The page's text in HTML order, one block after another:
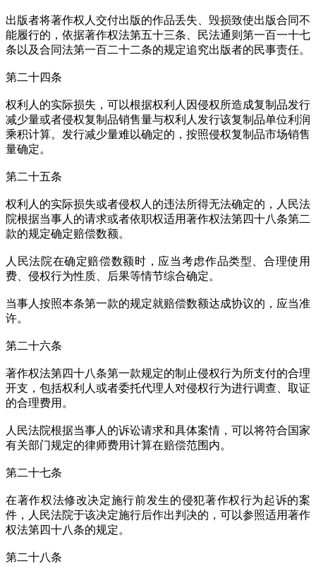
出版者将著作权人交付出版的作品丢失、毁损致使出版合同不
能履行的，依据著作权法第五十三条、民法通则第一百一十七
条以及合同法第一百二十二条的规定追究出版者的民事责任。
第二十四条
权利人的实际损失，可以根据权利人因侵权所造成复制品发行
减少量或者侵权复制品销售量与权利人发行该复制品单位利润
乘积计算。发行减少量难以确定的，按照侵权复制品市场销售
量确定。
第二十五条
权利人的实际损失或者侵权人的违法所得无法确定的，人民法
院根据当事人的请求或者依职权适用著作权法第四十八条第二
款的规定确定赔偿数额。
人民法院在确定赔偿数额时，应当考虑作品类型、合理使用
费、侵权行为性质、后果等情节综合确定。
当事人按照本条第一款的规定就赔偿数额达成协议的，应当准
许。
第二十六条
著作权法第四十八条第一款规定的制止侵权行为所支付的合理
开支，包括权利人或者委托代理人对侵权行为进行调查、取证
的合理费用。
人民法院根据当事人的诉讼请求和具体案情，可以将符合国家
有关部门规定的律师费用计算在赔偿范围内。
第二十七条
在著作权法修改决定施行前发生的侵犯著作权行为起诉的案
件，人民法院于该决定施行后作出判决的，可以参照适用著作
权法第四十八条的规定。
第二十八条